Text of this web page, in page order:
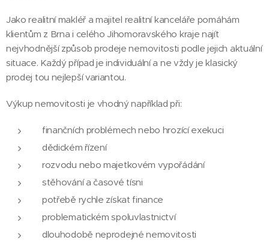
Jako realitní makléř a majitel realitní kanceláře pomáhám
klientům z Brna i celého Jihomoravského kraje najít
nejvhodnější způsob prodeje nemovitosti podle jejich aktuální
situace. Každý případ je individuální a ne vždy je klasický
prodej tou nejlepší variantou.
Výkup nemovitosti je vhodný například při:
finančních problémech nebo hrozící exekuci
dědickém řízení
rozvodu nebo majetkovém vypořádání
stěhování a časové tísni
potřebě rychle získat finance
problematickém spoluvlastnictví
dlouhodobě neprodejné nemovitosti